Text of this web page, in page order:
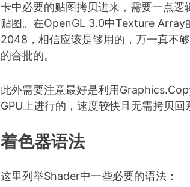
卡中必要的贴图拷贝进来，需要一点
贴图。在OpenGL 3.0中Texture
2048，相信应该是够用的，万一真不
的合批的。
此外需要注意最好是利用
GPU上进行的，速度较快且无需拷贝回
着色器语法
这里列举Shader中一些必要的语法：